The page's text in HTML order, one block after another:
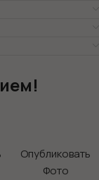
Опубликовать
Фото